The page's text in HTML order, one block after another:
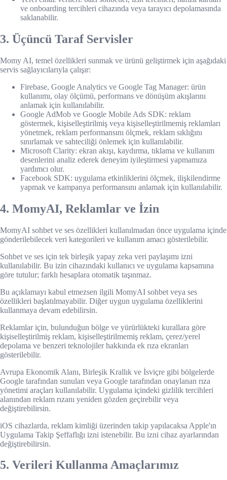
ve onboarding tercihleri cihazında veya tarayıcı depolamasında
saklanabilir.
3. Üçüncü Taraf Servisler
Momy AI, temel özellikleri sunmak ve ürünü geliştirmek için aşağıdaki
servis sağlayıcılarıyla çalışır:
Firebase, Google Analytics ve Google Tag Manager: ürün
kullanımı, olay ölçümü, performans ve dönüşüm akışlarını
anlamak için kullanılabilir.
Google AdMob ve Google Mobile Ads SDK: reklam
göstermek, kişiselleştirilmiş veya kişiselleştirilmemiş reklamları
yönetmek, reklam performansını ölçmek, reklam sıklığını
sınırlamak ve sahteciliği önlemek için kullanılabilir.
Microsoft Clarity: ekran akışı, kaydırma, tıklama ve kullanım
desenlerini analiz ederek deneyim iyileştirmesi yapmamıza
yardımcı olur.
Facebook SDK: uygulama etkinliklerini ölçmek, ilişkilendirme
yapmak ve kampanya performansını anlamak için kullanılabilir.
4. MomyAI, Reklamlar ve İzin
MomyAI sohbet ve ses özellikleri kullanılmadan önce uygulama içinde
gönderilebilecek veri kategorileri ve kullanım amacı gösterilebilir.
Sohbet ve ses için tek birleşik yapay zeka veri paylaşımı izni
kullanılabilir. Bu izin cihazındaki kullanıcı ve uygulama kapsamına
göre tutulur; farklı hesaplara otomatik taşınmaz.
Bu açıklamayı kabul etmezsen ilgili MomyAI sohbet veya ses
özellikleri başlatılmayabilir. Diğer uygun uygulama özelliklerini
kullanmaya devam edebilirsin.
Reklamlar için, bulunduğun bölge ve yürürlükteki kurallara göre
kişiselleştirilmiş reklam, kişiselleştirilmemiş reklam, çerez/yerel
depolama ve benzeri teknolojiler hakkında ek rıza ekranları
gösterilebilir.
Avrupa Ekonomik Alanı, Birleşik Krallık ve İsviçre gibi bölgelerde
Google tarafından sunulan veya Google tarafından onaylanan rıza
yönetimi araçları kullanılabilir. Uygulama içindeki gizlilik tercihleri
alanından reklam rızanı yeniden gözden geçirebilir veya
değiştirebilirsin.
iOS cihazlarda, reklam kimliği üzerinden takip yapılacaksa Apple'ın
Uygulama Takip Şeffaflığı izni istenebilir. Bu izni cihaz ayarlarından
değiştirebilirsin.
5. Verileri Kullanma Amaçlarımız